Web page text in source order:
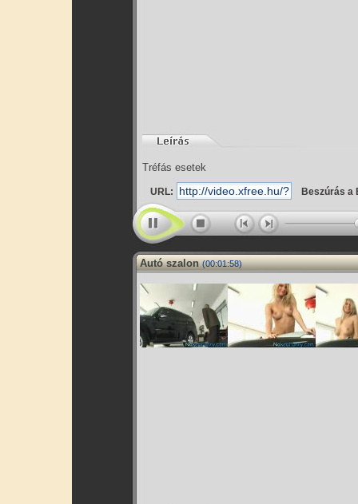
Tréfás esetek
URL: Beszúrás a
Autó szalon (00:01:58)